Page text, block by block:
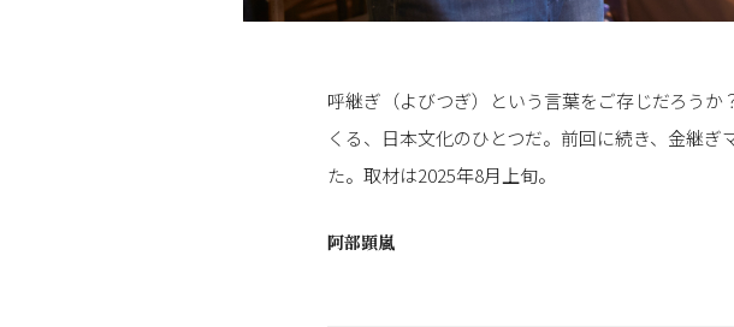
呼継ぎ（よびつぎ）という言葉をご存じだろう
くる、日本文化のひとつだ。前回に続き、金継
た。取材は2025年8月上旬。
阿部顕嵐